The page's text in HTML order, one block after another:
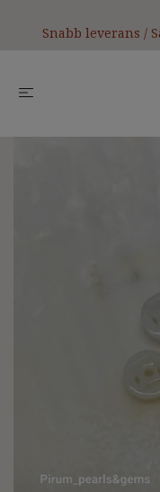
Snabb leverans /